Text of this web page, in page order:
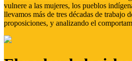
vulnere a las mujeres, los pueblos
llevamos más de tres décadas de
proposiciones, y analizando el